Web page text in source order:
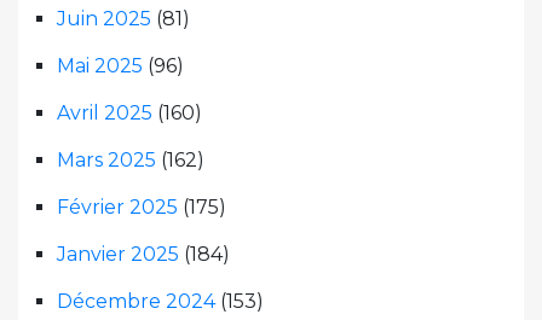
Juin 2025 (81)
Mai 2025 (96)
Avril 2025 (160)
Mars 2025 (162)
Février 2025 (175)
Janvier 2025 (184)
Décembre 2024(153)